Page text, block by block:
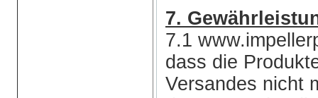
7.
7.1
dass die
Versandes nicht